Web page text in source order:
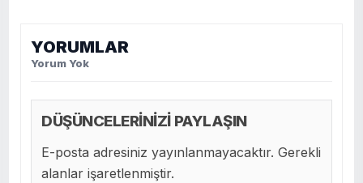
YORUMLAR
Yorum Yok
DÜŞÜNCELERİNİZİ PAYLAŞIN
E-posta adresiniz yayınlanmayacaktır. Gerekli
alanlar işaretlenmiştir.